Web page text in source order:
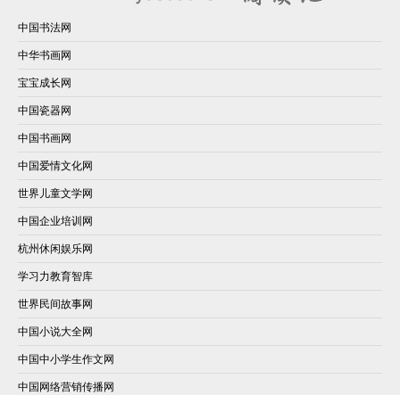
中国书法网
中华书画网
宝宝成长网
中国瓷器网
中国书画网
中国爱情文化网
世界儿童文学网
中国企业培训网
杭州休闲娱乐网
学习力教育智库
世界民间故事网
中国小说大全网
中国中小学生作文网
中国网络营销传播网